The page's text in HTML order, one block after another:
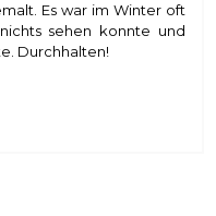
Es war im Winter oft
sehen konnte und
Durchhalten!